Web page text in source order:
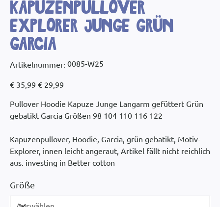
Kapuzenpullover
Explorer Junge Grün
Garcia
Artikelnummer:
Artikelnummer:
0085-
0085-W25
Preis
€ 35,99 € 29,99
Pullover Hoodie Kapuze Junge Langarm gefüttert Grün
gebatikt Garcia Größen 98 104 110 116 122
Kapuzenpullover, Hoodie, Garcia, grün gebatikt, Motiv-
Explorer, innen leicht angeraut, Artikel fällt nicht reichlich
aus. investing in Better cotton
Größe